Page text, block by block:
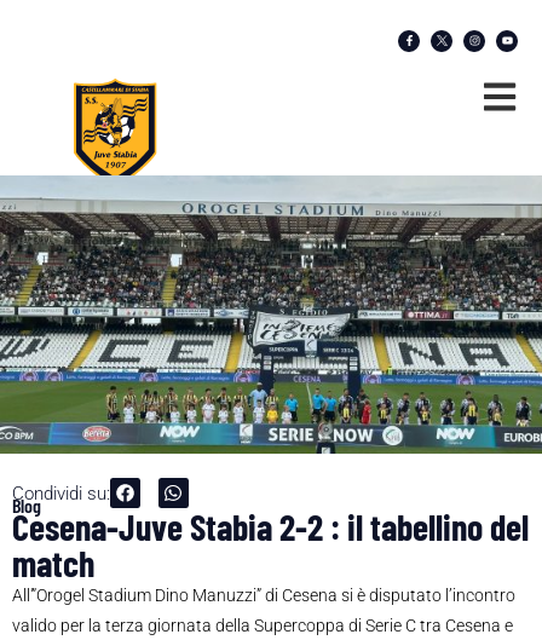
Condividi su:
Blog
Cesena-Juve Stabia 2-2 : il tabellino del
match
All'”Orogel Stadium Dino Manuzzi” di Cesena si è disputato l’incontro
valido per la terza giornata della Supercoppa di Serie C tra Cesena e